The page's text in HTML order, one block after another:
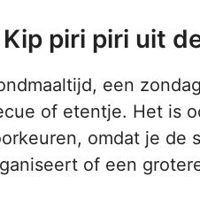
piri piri uit
een
of etentje. Het is
omdat je de
of een